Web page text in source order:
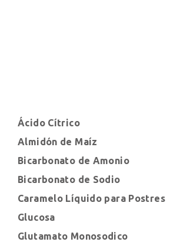
Ácido Cítrico
Almidón de Maíz
Bicarbonato de Amonio
Bicarbonato de Sodio
Caramelo Líquido para Postres
Glucosa
Glutamato Monosodico